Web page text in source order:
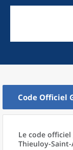
Code Officiel
Le code
Thieuloy-